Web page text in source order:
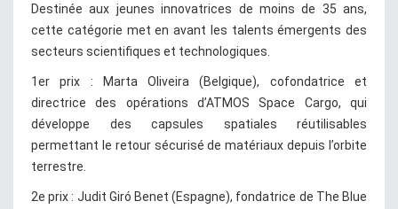
Destinée aux jeunes innovatrices de moins de 35 ans,
cette catégorie met en avant les talents émergents des
secteurs scientifiques et technologiques.
1er prix : Marta Oliveira (Belgique), cofondatrice et
directrice des opérations d’ATMOS Space Cargo, qui
développe des capsules spatiales réutilisables
permettant le retour sécurisé de matériaux depuis l’orbite
terrestre.
2e prix : Judit Giró Benet (Espagne), fondatrice de The Blue